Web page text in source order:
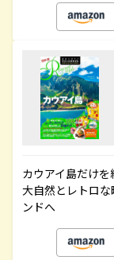
カウアイ島だけ
大自然とレトロ
ンドへ